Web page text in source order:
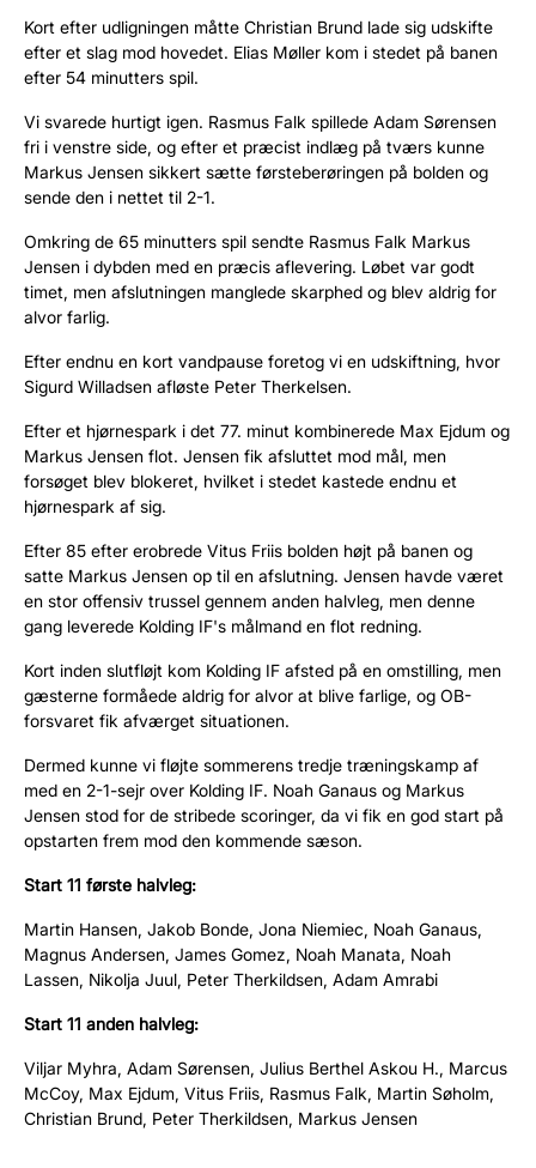
Kort efter udligningen måtte Christian Brund lade sig udskifte
efter et slag mod hovedet. Elias Møller kom i stedet på banen
efter 54 minutters spil.
Vi svarede hurtigt igen. Rasmus Falk spillede Adam Sørensen
fri i venstre side, og efter et præcist indlæg på tværs kunne
Markus Jensen sikkert sætte førsteberøringen på bolden og
sende den i nettet til 2-1.
Omkring de 65 minutters spil sendte Rasmus Falk Markus
Jensen i dybden med en præcis aflevering. Løbet var godt
timet, men afslutningen manglede skarphed og blev aldrig for
alvor farlig.
Efter endnu en kort vandpause foretog vi en udskiftning, hvor
Sigurd Willadsen afløste Peter Therkelsen.
Efter et hjørnespark i det 77. minut kombinerede Max Ejdum og
Markus Jensen flot. Jensen fik afsluttet mod mål, men
forsøget blev blokeret, hvilket i stedet kastede endnu et
hjørnespark af sig.
Efter 85 efter erobrede Vitus Friis bolden højt på banen og
satte Markus Jensen op til en afslutning. Jensen havde været
en stor offensiv trussel gennem anden halvleg, men denne
gang leverede Kolding IF's målmand en flot redning.
Kort inden slutfløjt kom Kolding IF afsted på en omstilling, men
gæsterne formåede aldrig for alvor at blive farlige, og OB-
forsvaret fik afværget situationen.
Dermed kunne vi fløjte sommerens tredje træningskamp af
med en 2-1-sejr over Kolding IF. Noah Ganaus og Markus
Jensen stod for de stribede scoringer, da vi fik en god start på
opstarten frem mod den kommende sæson.
Start 11 første halvleg:
Martin Hansen, Jakob Bonde, Jona Niemiec, Noah Ganaus,
Magnus Andersen, James Gomez, Noah Manata, Noah
Lassen, Nikolja Juul, Peter Therkildsen, Adam Amrabi
Start 11 anden halvleg:
Viljar Myhra, Adam Sørensen, Julius Berthel Askou H., Marcus
McCoy, Max Ejdum, Vitus Friis, Rasmus Falk, Martin Søholm,
Christian Brund, Peter Therkildsen, Markus Jensen